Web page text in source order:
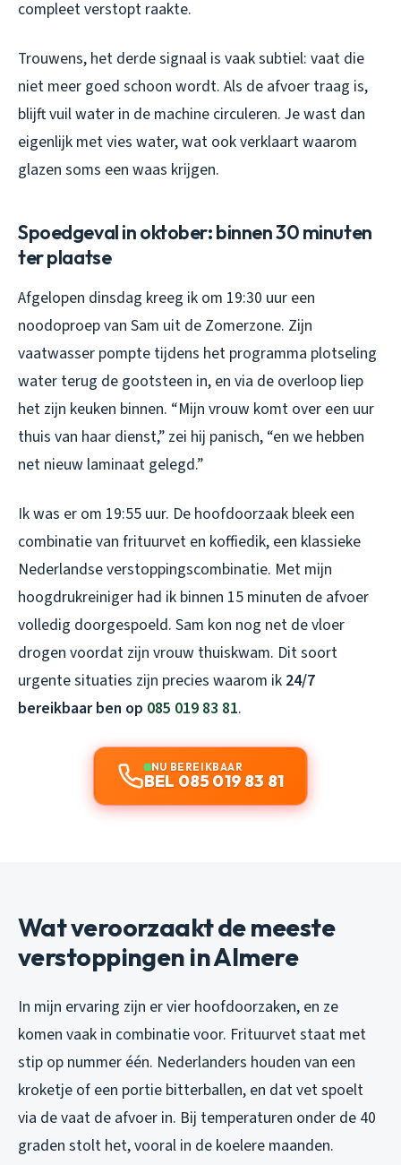
compleet verstopt raakte.
Trouwens, het derde signaal is vaak subtiel: vaat die
niet meer goed schoon wordt. Als de afvoer traag is,
blijft vuil water in de machine circuleren. Je wast dan
eigenlijk met vies water, wat ook verklaart waarom
glazen soms een waas krijgen.
Spoedgeval in oktober: binnen 30 minuten
ter plaatse
Afgelopen dinsdag kreeg ik om 19:30 uur een
noodoproep van Sam uit de Zomerzone. Zijn
vaatwasser pompte tijdens het programma plotseling
water terug de gootsteen in, en via de overloop liep
het zijn keuken binnen. “Mijn vrouw komt over een uur
thuis van haar dienst,” zei hij panisch, “en we hebben
net nieuw laminaat gelegd.”
Ik was er om 19:55 uur. De hoofdoorzaak bleek een
combinatie van frituurvet en koffiedik, een klassieke
Nederlandse verstoppingscombinatie. Met mijn
hoogdrukreiniger had ik binnen 15 minuten de afvoer
volledig doorgespoeld. Sam kon nog net de vloer
drogen voordat zijn vrouw thuiskwam. Dit soort
urgente situaties zijn precies waarom ik 24/7
bereikbaar ben op 085 019 83 81.
NU BEREIKBAAR
BEL 085 019 83 81
Wat veroorzaakt de meeste
verstoppingen in Almere
In mijn ervaring zijn er vier hoofdoorzaken, en ze
komen vaak in combinatie voor. Frituurvet staat met
stip op nummer één. Nederlanders houden van een
kroketje of een portie bitterballen, en dat vet spoelt
via de vaat de afvoer in. Bij temperaturen onder de 40
graden stolt het, vooral in de koelere maanden.